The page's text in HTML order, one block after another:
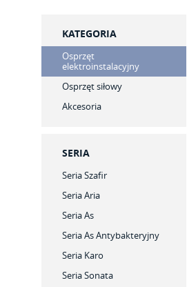
KATEGORIA
Osprzęt
elektroinstalacyjny
Osprzęt siłowy
Akcesoria
SERIA
Seria Szafir
Seria Aria
Seria As
Seria As Antybakteryjny
Seria Karo
Seria Sonata